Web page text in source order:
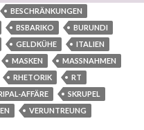
BESCHRÄNKUNGEN
BSBARIKO
BURUNDI
GELDKÜHE
ITALIEN
MASKEN
MASSNAHMEN
RHETORIK
RT
AFFÄRE
SKRUPEL
VERUNTREUNG